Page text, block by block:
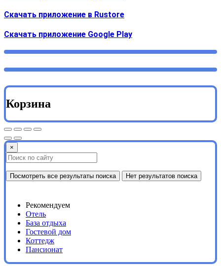
Скачать приложение в Rustore
Cкачать приложение Google Play
Корзина
×
Посмотреть все результаты поиска Нет результатов поиска
Рекомендуем
Отель
База отдыха
Гостевой дом
Коттедж
Пансионат